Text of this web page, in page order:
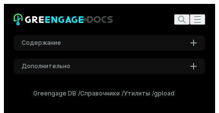
Содержание
Синтаксис
Дополнительно
Greengage DB Справочники Утилиты gpload